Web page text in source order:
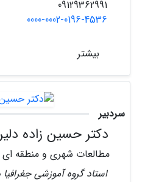
0000-0002-0196-4536
بیشتر
سردبیر
دکتر حسین زاده دلیر
مطالعات شهری و منطقه ای
استاد گروه آموزشی جغرافیا